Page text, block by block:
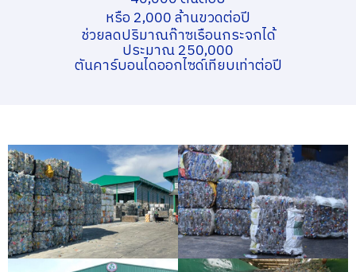
หรือ 2,000 ล้านขวดต่อปี
ช่วยลดปริมาณก๊าซเรือนกระจกได้
ประมาณ 250,000
ตันคาร์บอนไดออกไซด์เทียบเท่าต่อปี